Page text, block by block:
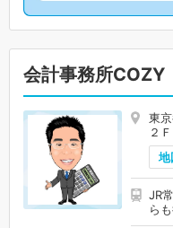
会計事務所COZY
東
２Ｆ
地
JR
ら